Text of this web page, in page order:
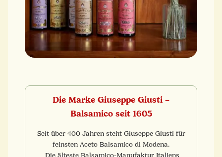
Die Marke Giuseppe Giusti –
Balsamico seit 1605
Seit über 400 Jahren steht Giuseppe Giusti für
feinsten Aceto Balsamico di Modena.
Die älteste Balsamico-Manufaktur Italiens